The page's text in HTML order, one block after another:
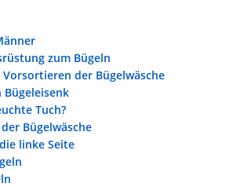
zum Bügeln
Vorsortieren der Bügelwäsche
Bügeleisenk
Tuch?
Bügelwäsche
linke Seite